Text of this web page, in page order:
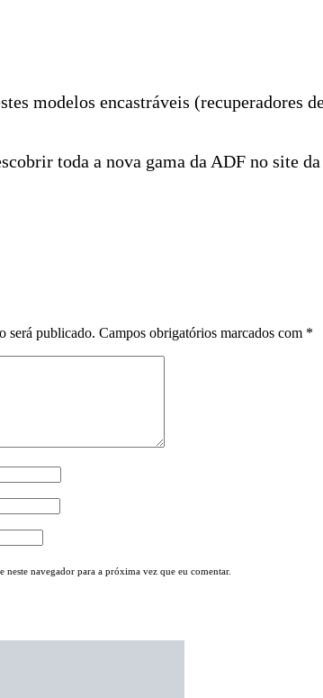
modelos encastráveis (recuperadores
toda a nova gama da ADF no site
será publicado. Campos obrigatórios marcados com *
neste navegador para a próxima vez que eu comentar.